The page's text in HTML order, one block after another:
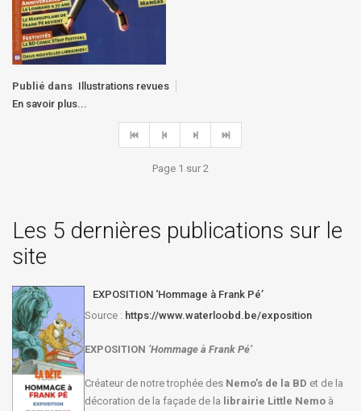
Publié dans Illustrations revues
En savoir plus...
Page 1 sur 2
Les 5 dernières publications sur le
site
EXPOSITION ‘Hommage à Frank Pé’
Source : https://www.waterloobd.be/exposition
EXPOSITION ‘Hommage à Frank Pé’
Créateur de notre trophée des Nemo’s de la BD et de la
décoration de la façade de la librairie Little Nemo à